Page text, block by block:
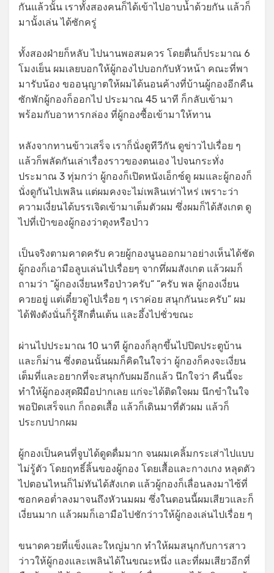
กันแล้วนั้น เราทั้งสองคนก็ได้เข้าไปอาบน้ำด้วยกัน แล้วก็
มานั้งเล่น ได้ซักครู่
ทั้งสองฝ่ายก็หลับ ไปนานพอสมควร โดยตื่นก็ประมาณ 6
โมงเย็น ผมเลยบอกให้ผู้กองไปบอกกับหัวหน้า คณะที่พา
มารับน้อง ขออนุญาตให้ผมได้นอนค้างที่บ้านผู้กองอีกคืน
ซักพักผู้กองก็ออกไป ประมาณ 45 นาที ก็กลับเข้ามา
พร้อมกับอาหารกล่อง ที่ผู้กองซื้อเข้ามาให้ทาน
หลังจากทานข้าวเสร็จ เราก็นั่งดูทีวีกัน ดูข่าวไปเรื่อย ๆ
แล้วก็พลัดกันเล่าเรื่องราวของตนเอง ไปจนกระทั่ง
ประมาณ 3 ทุ่มกว่า ผู้กองก็เปิดหนังเอ็กซ์ดู ผมและผู้กองก็
นั่งดูกันไปเพลิน แต่ผมคงจะไม่เพลินเท่าไหร่ เพราะว่า
ความเงี่ยนได้บรรเจิดเข้ามาเต็มตัวผม ซึ่งผมก็ได้สังเกต ดู
ไปที่เป้าของผู้กองว่าตุงหรือป่าว
เป็นจริงตามคาดครับ ควยผู้กองนูนออกมาอย่างเห็นได้ชัด
ผู้กองก็เอามือลูบเล่นไปเรื่อยๆ จากทึ่ผมสังเกต แล้วผมก็
ถามว่า “ผู้กองเงี่ยนหรือป่าวครับ“ “ครับ พล ผู้กองเงี่ยน
ควยอยู่ แต่เดี๋ยวดูไปเรื่อย ๆ เราค่อย สนุกกันนะครับ” ผม
ได้ฟังดังนั่นก็รู้สึกตื่นเต้น และอึ้งไปชั่วขณะ
ผ่านไปประมาณ 10 นาที ผู้กองก็ลุกขึ้นไปปิดประตูบ้าน
และก็ม่าน ซึ่งตอนนั้นผมก็คิดในใจว่า ผู้กองก็คงจะเงี่ยน
เต็มที่และอยากที่จะสนุกกับผมอีกแล้ว นึกใจว่า คืนนี้จะ
ทำให้ผู้กองสุดฝึมือปากเลย แก่จะได้ติดใจผม นึกขำในใจ
พอปิดเสร็จแก ก็ถอดเสื้อ แล้วก็เดินมาที่ตัวผม แล้วก็
ประกบปากผม
ผู้กองเป็นคนที่จูบได้ดูดดื่มมาก จนผมเคลิ้มกระเส่าไปแบบ
ไม่รู้ตัว โดยฤทธิ์ลิ้นของผู้กอง โดยเสื้อและกางเกง หลุดตัว
ไปตอนไหนก็ไม่ทันได้สังเกต แล้วผู้กองก็เลื่อนลงมาไซ้ที่
ซอกคอต่ำลงมาจนถึงหัวนมผม ซึ่งในตอนนี้ผมเสียวและก็
เงี่ยนมาก แล้วผมก็เอามือไปชักว่าวให้ผู้กองเล่นไปเรื่อย ๆ
ขนาดควยที่แข็งและใหญ่มาก ทำให้ผมสนุกกับการสาว
ว่าวให้ผู้กองและเพลินได้ในขณะหนึ่ง และที่ผมเสียวอีกที่